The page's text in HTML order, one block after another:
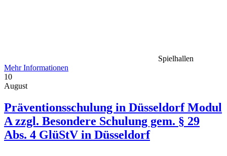
Spielhallen
Mehr Informationen
10
August
Präventionsschulung in Düsseldorf Modul
A zzgl. Besondere Schulung gem. § 29
Abs. 4 GlüStV in Düsseldorf